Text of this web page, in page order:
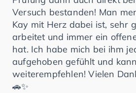
Versuch bestanden! Man
Kay mit Herz dabei ist, sehr
arbeitet und immer ein
hat. Ich habe mich bei ihm
aufgehoben gefühlt und
weiterempfehlen! Vielen
🚗✨